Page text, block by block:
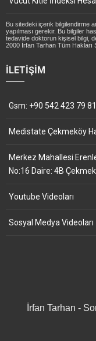
Bu sitedeki içerik bilgilendirme
yapılması gerekir. Bu bilgiler
tedavide doktorun kişisel bilgi,
2000 İrfan Tarhan Tüm Hakları
İLETIŞIM
Gsm: +90 542 423 79 81
Medistate Çekmeköy
Merkez Mahallesi
No:16 Daire: 4B
Youtube Videoları
Sosyal Medya Videoları
İrfan Tarhan -